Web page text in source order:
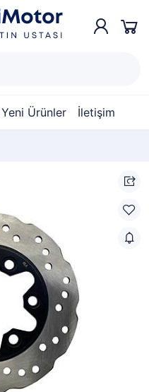
Ürünler İletişim